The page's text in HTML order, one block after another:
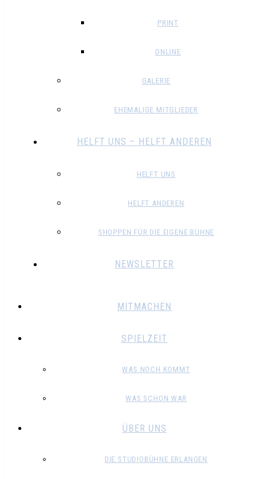
PRINT
ONLINE
GALERIE
EHEMALIGE MITGLIEDER
HELFT UNS – HELFT ANDEREN
HELFT UNS
HELFT ANDEREN
SHOPPEN FÜR DIE EIGENE BÜHNE
NEWSLETTER
MITMACHEN
SPIELZEIT
WAS NOCH KOMMT
WAS SCHON WAR
ÜBER UNS
DIE STUDIOBÜHNE ERLANGEN